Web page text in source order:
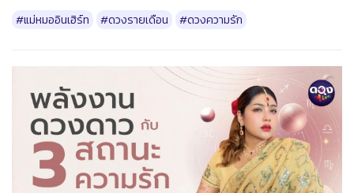
#แม่หมออินเฮิร์ท #ดวงรายเดือน #ดวงความรัก